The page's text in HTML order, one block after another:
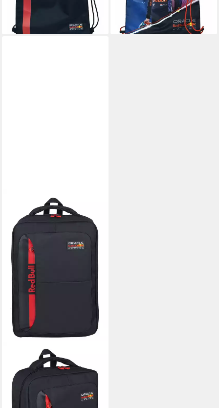
-31%
lieferbar - in 4-5 Werktagen bei dir
-35%
lieferbar - in 8-10 Werktagen bei